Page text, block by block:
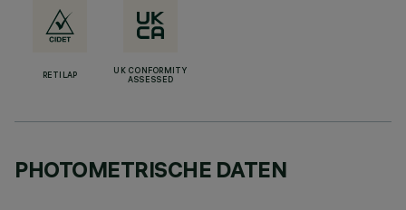
RETILAP
UK CONFORMITY
ASSESSED
PHOTOMETRISCHE DATEN